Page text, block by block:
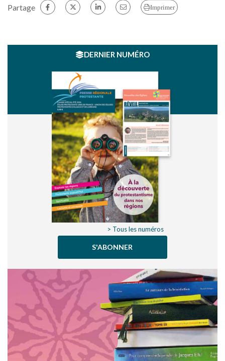
Partage Imprimer
DERNIER NUMÉRO
> Tous les numéros
S'ABONNER